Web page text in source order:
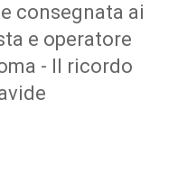
consegnata ai
e operatore
- Il ricordo